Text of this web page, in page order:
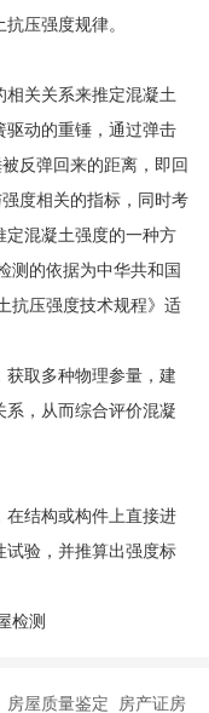
压强度规律。
相关关系来推定混凝土
驱动的重锤，通过弹击
反弹回来的距离，即回
度相关的指标，同时考
定混凝土强度的一种方
测的依据为中华共和国
抗压强度技术规程》适
取多种物理参量，建
系，从而综合评价混凝
在结构或构件上直接进
试验，并推算出强度标
检测
屋质量鉴定 房产证房